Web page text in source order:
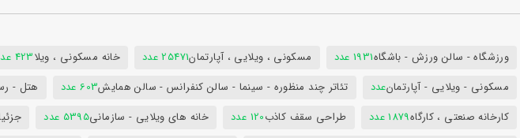
ورزشگاه - سالن ورزش - باشگاه1931 عدد مسکونی ، ویلایی ، آپارتمان25471 عدد خانه مسکونی ، ویلا423 عدد
مسکونی - ویلایی - آپارتمانعدد تئاتر چند منظوره - سینما - سالن کنفرانس - سالن همایش603 عدد هتل -
کارخانه صنعتی ، کارگاه1879 عدد طراحی سقف کاذب120 عدد خانه های ویلایی - سازمانی5395 عدد